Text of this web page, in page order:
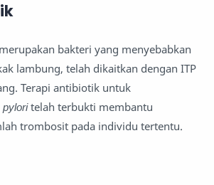
merupakan bakteri yang menyebabkan
lambung, telah dikaitkan dengan ITP
Terapi antibiotik untuk
pyloritelah terbukti membantu
trombosit pada individu tertentu.